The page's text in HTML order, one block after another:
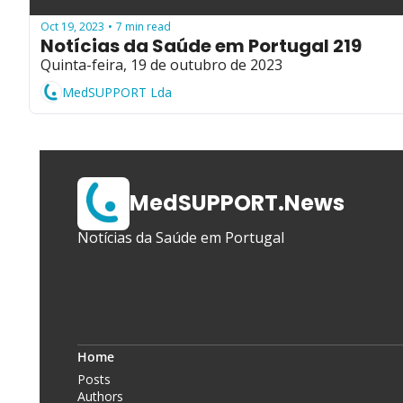
Oct 19, 2023 • 7 min read
Notícias da Saúde em Portugal 219
Quinta-feira, 19 de outubro de 2023
MedSUPPORT Lda
MedSUPPORT.News
Notícias da Saúde em Portugal
Home
Posts
Authors